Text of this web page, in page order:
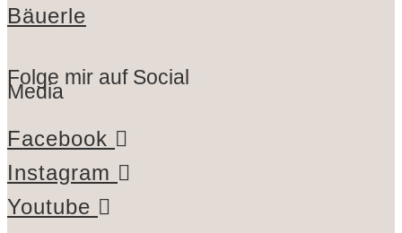
Folge mir auf Social
Media
Facebook
Instagram
Youtube